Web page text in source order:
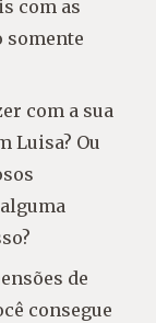
com as
somente
com a sua
Luisa? Ou
de
consegue